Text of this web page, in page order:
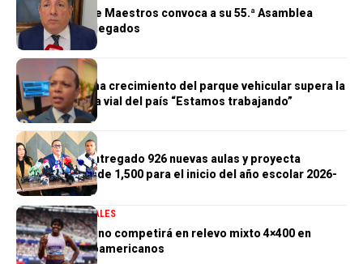
Cooperativa de Maestros convoca a su 55.ª Asamblea
General de Delegados
GENERALES
Morrison afirma crecimiento del parque vehicular supera la
infraestructura vial del país “Estamos trabajando”
GENERALES
Gobierno ha entregado 926 nuevas aulas y proyecta
alcanzar meta de 1,500 para el inicio del año escolar 2026-
2027
DEPORTESGENERALES
Marileidy Paulino competirá en relevo mixto 4×400 en
Juegos Centroamericanos